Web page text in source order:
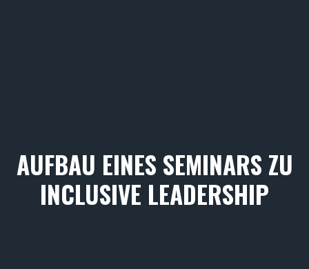
AUFBAU EINES SEMINARS ZU
INCLUSIVE LEADERSHIP